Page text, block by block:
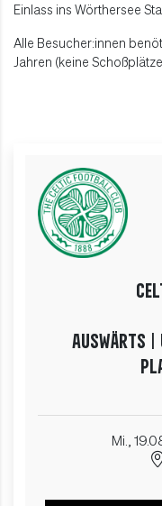
Einlass ins Wörthersee
Alle Besucher:innen
Jahren (keine
AUSWÄRTS
Mi.,